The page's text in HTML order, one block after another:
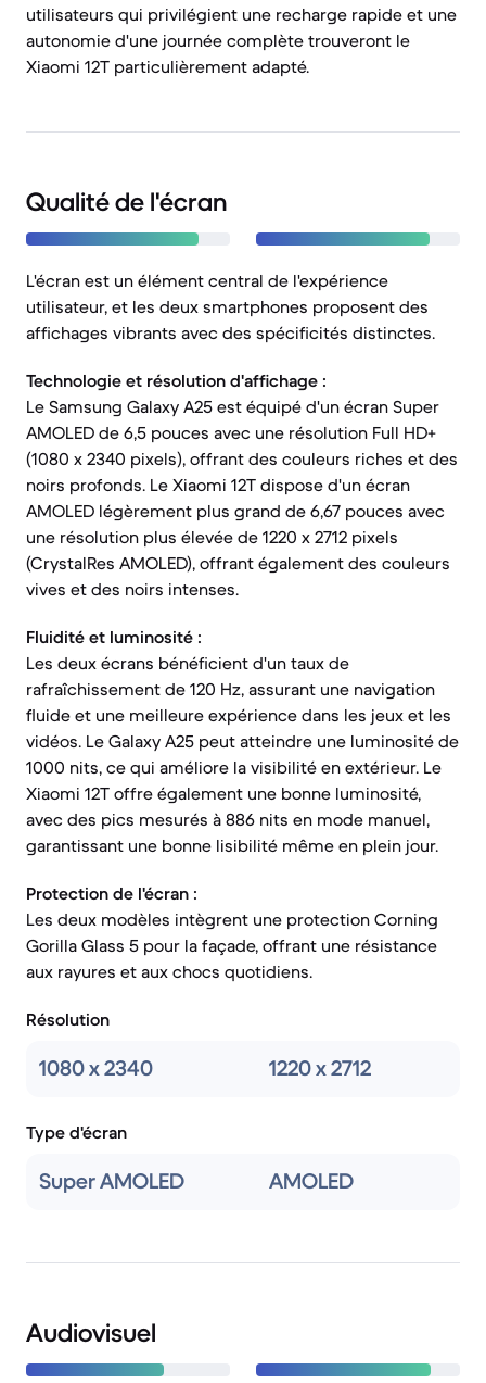
utilisateurs qui privilégient une recharge rapide et une
autonomie d'une journée complète trouveront le
Xiaomi 12T particulièrement adapté.
Qualité de l'écran
L'écran est un élément central de l'expérience
utilisateur, et les deux smartphones proposent des
affichages vibrants avec des spécificités distinctes.
Technologie et résolution d'affichage :
Le Samsung Galaxy A25 est équipé d'un écran Super
AMOLED de 6,5 pouces avec une résolution Full HD+
(1080 x 2340 pixels), offrant des couleurs riches et des
noirs profonds. Le Xiaomi 12T dispose d'un écran
AMOLED légèrement plus grand de 6,67 pouces avec
une résolution plus élevée de 1220 x 2712 pixels
(CrystalRes AMOLED), offrant également des couleurs
vives et des noirs intenses.
Fluidité et luminosité :
Les deux écrans bénéficient d'un taux de
rafraîchissement de 120 Hz, assurant une navigation
fluide et une meilleure expérience dans les jeux et les
vidéos. Le Galaxy A25 peut atteindre une luminosité de
1000 nits, ce qui améliore la visibilité en extérieur. Le
Xiaomi 12T offre également une bonne luminosité,
avec des pics mesurés à 886 nits en mode manuel,
garantissant une bonne lisibilité même en plein jour.
Protection de l'écran :
Les deux modèles intègrent une protection Corning
Gorilla Glass 5 pour la façade, offrant une résistance
aux rayures et aux chocs quotidiens.
Résolution
1080 x 2340 1220 x 2712
Type d'écran
Super AMOLED AMOLED
Audiovisuel